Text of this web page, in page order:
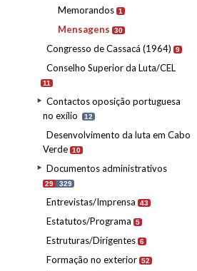
Memorandos 1
Mensagens 30
Congresso de Cassacá (1964) 9
Conselho Superior da Luta/CEL
11
Contactos oposição portuguesa
no exílio
12
Desenvolvimento da luta em Cabo
Verde 10
Documentos administrativos
29 329
Entrevistas/Imprensa 43
Estatutos/Programa 5
Estruturas/Dirigentes 6
Formação no exterior 52